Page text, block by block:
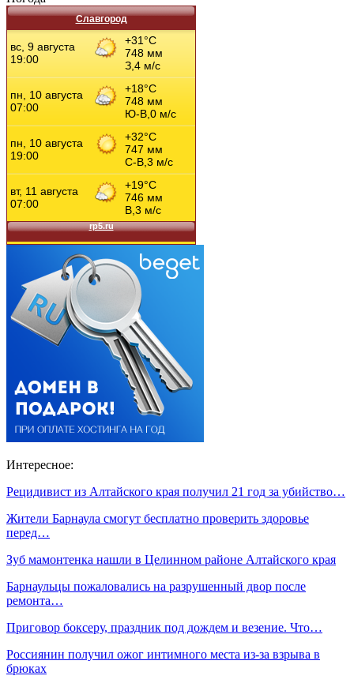
Славгород
Интересное:
Рецидивист из Алтайского края получил 21 год за убийство…
Жители Барнаула смогут бесплатно проверить здоровье
перед…
Зуб мамонтенка нашли в Целинном районе Алтайского края
Барнаульцы пожаловались на разрушенный двор после
ремонта…
Приговор боксеру, праздник под дождем и везение. Что…
Россиянин получил ожог интимного места из-за взрыва в
брюках